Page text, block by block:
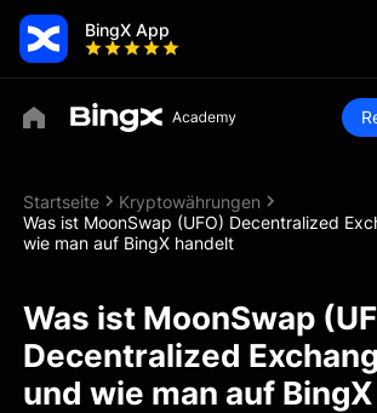
BingX App
Startseite
Kryptowährungen
Was ist MoonSwap (UFO) Decentralized
wie man auf BingX handelt
Was ist MoonSwap
Decentralized
und wie man auf